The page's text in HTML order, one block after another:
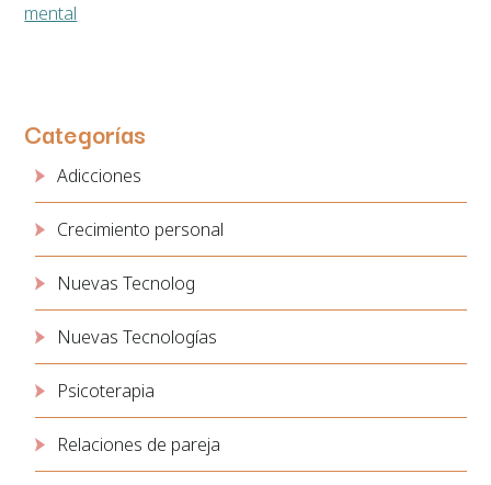
mental
Categorías
Adicciones
Crecimiento personal
Nuevas Tecnolog
Nuevas Tecnologías
Psicoterapia
Relaciones de pareja